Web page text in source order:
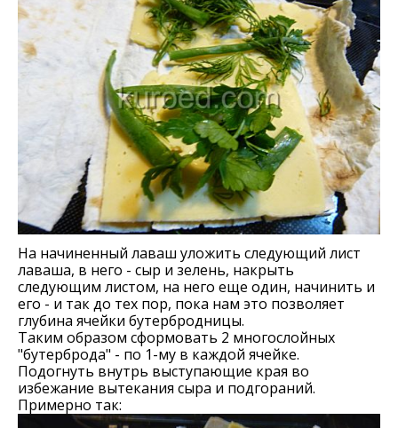
На начиненный лаваш уложить следующий лист
лаваша, в него - сыр и зелень, накрыть
следующим листом, на него еще один, начинить и
его - и так до тех пор, пока нам это позволяет
глубина ячейки бутербродницы.
Таким образом сформовать 2 многослойных
"бутерброда" - по 1-му в каждой ячейке.
Подогнуть внутрь выступающие края во
избежание вытекания сыра и подгораний.
Примерно так: